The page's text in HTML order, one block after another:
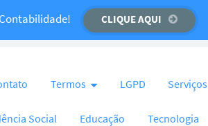
para você! CLIQUE AQUI
CLIQUE AQUI
Termos LGPD Serviços
Social Educação Tecnologia